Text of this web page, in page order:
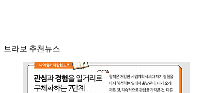
브라보 추천뉴스